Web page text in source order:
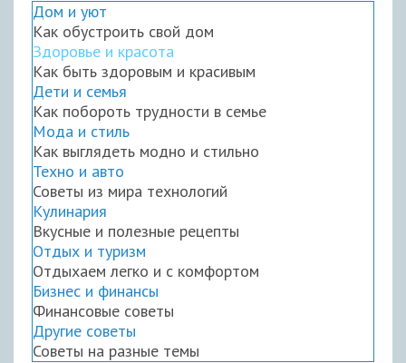
Дом и уют
Как обустроить свой дом
Здоровье и красота
Как быть здоровым и красивым
Дети и семья
Как побороть трудности в семье
Мода и стиль
Как выглядеть модно и стильно
Техно и авто
Советы из мира технологий
Кулинария
Вкусные и полезные рецепты
Отдых и туризм
Отдыхаем легко и с комфортом
Бизнес и финансы
Финансовые советы
Другие советы
Советы на разные темы